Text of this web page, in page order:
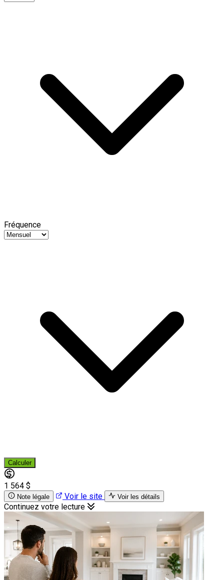
Fréquence
Calculer
1 564 $
Note légale Voir le site Voir les détails
Continuez votre lecture